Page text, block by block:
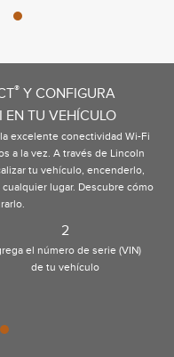
® Y CONFIGURA
EN TU VEHÍCULO
excelente conectividad Wi-Fi
a la vez. A través de Lincoln
tu vehículo, encenderlo,
lugar. Descubre cómo
2
el número de serie (VIN)
de tu vehículo